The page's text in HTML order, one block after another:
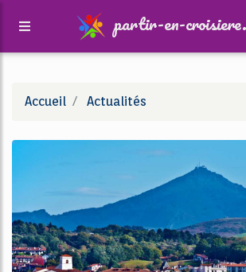
partir-en-croisiere.
Accueil Actualités